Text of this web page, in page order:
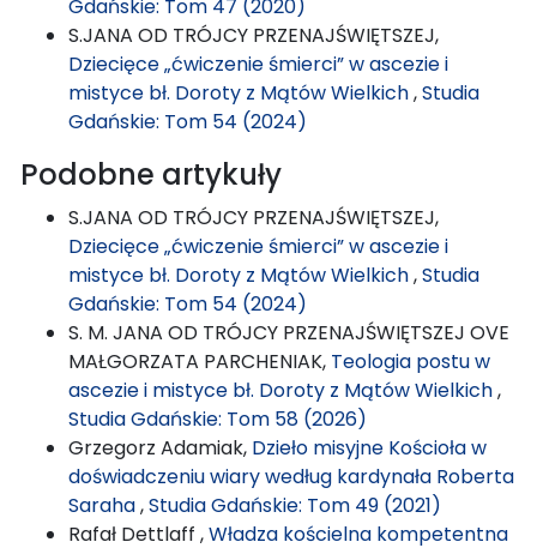
Gdańskie: Tom 47 (2020)
S.JANA OD TRÓJCY PRZENAJŚWIĘTSZEJ,
Dziecięce „ćwiczenie śmierci” w ascezie i
mistyce bł. Doroty z Mątów Wielkich,Studia
Gdańskie: Tom 54 (2024)
Podobne artykuły
S.JANA OD TRÓJCY PRZENAJŚWIĘTSZEJ,
Dziecięce „ćwiczenie śmierci” w ascezie i
mistyce bł. Doroty z Mątów Wielkich,Studia
Gdańskie: Tom 54 (2024)
S. M. JANA OD TRÓJCY PRZENAJŚWIĘTSZEJ OVE
MAŁGORZATA PARCHENIAK, Teologia postu w
ascezie i mistyce bł. Doroty z Mątów Wielkich,
Studia Gdańskie: Tom 58 (2026)
Grzegorz Adamiak, Dzieło misyjne Kościoła w
doświadczeniu wiary według kardynała Roberta
Saraha,Studia Gdańskie: Tom 49 (2021)
Rafał Dettlaff ,Władza kościelna kompetentna